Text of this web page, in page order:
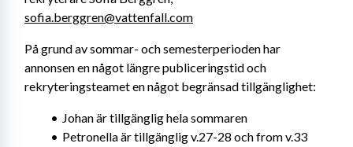
sofia.berggren@vattenfall.com
På grund av sommar- och semesterperioden har
annonsen en något längre publiceringstid och
rekryteringsteamet en något begränsad tillgänglighet:
Johan är tillgänglig hela sommaren
Petronella är tillgänglig v.27-28 och from v.33